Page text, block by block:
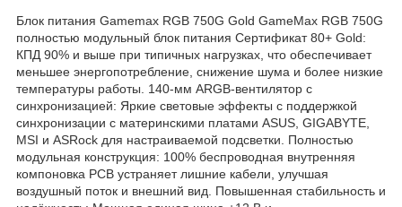
Блок питания Gamemax RGB 750G Gold GameMax RGB 750G
полностью модульный блок питания Сертификат 80+ Gold:
КПД 90% и выше при типичных нагрузках, что обеспечивает
меньшее энергопотребление, снижение шума и более низкие
температуры работы. 140-мм ARGB-вентилятор с
синхронизацией: Яркие световые эффекты с поддержкой
синхронизации с материнскими платами ASUS, GIGABYTE,
MSI и ASRock для настраиваемой подсветки. Полностью
модульная конструкция: 100% беспроводная внутренняя
компоновка PCB устраняет лишние кабели, улучшая
воздушный поток и внешний вид. Повышенная стабильность и